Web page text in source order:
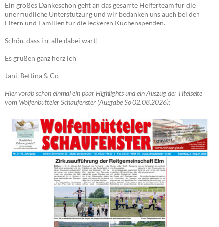
Ein großes Dankeschön geht an das gesamte Helferteam für die
unermüdliche Unterstützung und wir bedanken uns auch bei den
Eltern und Familien für die leckeren Kuchenspenden.
Schön, dass ihr alle dabei wart!
Es grüßen ganz herzlich
Jani, Bettina & Co
Hier vorab schon einmal ein paar Highlights und ein Auszug der Titelseite
vom Wolfenbütteler Schaufenster (Ausgabe So 02.08.2026):